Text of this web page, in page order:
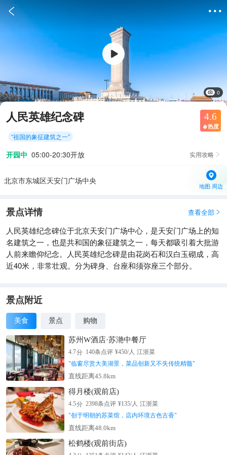
 
0
人民英雄纪念碑 4.6
 热度
“祖国的象征建筑之一”
开园中 05:00-20:30开放 实用攻略 
北京市东城区天安门广场中央
地图·周边
景点详情 查看全部 
人民英雄纪念碑位于北京天安门广场中心，是天安门广场上的知
名建筑之一，也是共和国的象征建筑之一，每天都吸引着大批游
人前来瞻仰纪念。人民英雄纪念碑是由花岗石和汉白玉砌成，高
近40米，非常壮观。分为碑身、台座和须弥座三个部分。
景点附近
美食 景点 购物
苏州W酒店·苏滟中餐厅
4.7分 140条点评 ¥450/人 江浙菜
"临窗尽赏大美湖景，菜品创新又不失传统精髓"
直线距离45.8km
得月楼(观前店)
4.5分 2398条点评 ¥135/人 江浙菜
"创于明朝的苏菜馆，店内环境古色古香"
直线距离48.0km
松鹤楼(观前街店)